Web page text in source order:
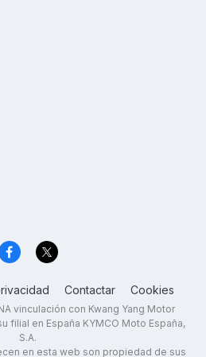
Contactar Cookies
vinculación con Kwang Yang Motor
filial en España KYMCO Moto España,
S.A.
en esta web son propiedad de sus